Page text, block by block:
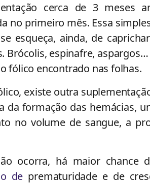
cerca de 3 meses
no primeiro mês. Essa
esqueça, ainda, de
Brócolis, espinafre,
fólico encontrado nas folhas.
existe outra
formação das hemácias,
no volume de sangue, a
ocorra, há maior chance
de prematuridade e de